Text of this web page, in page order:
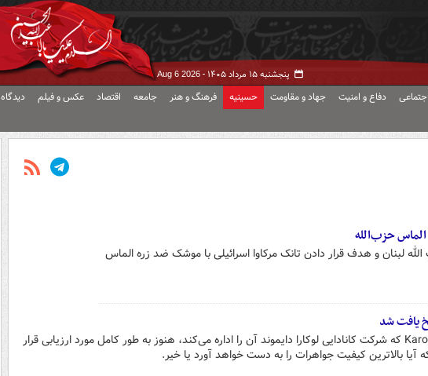
پنجشنبه ۱۵ مرداد ۱۴۰۵ - Aug 6 2026
دفاع و امنیت جهاد و مقاومت حسینیه فرهنگ و هنر جامعه اقتصاد عکس و فیلم دیدگاه
الماس حزب‌الله
لبنان و هدف قرار دادن تانک مرکاوا اسرائیلی با موشک ضد زره الماس
یافت شد
سنگ کشف شده در معدن Karowe که شرکت کانادایی لوکارا دایموند آن را اداره می‌کند، هنوز به طور کامل مورد ارزیابی قرار
بالاترین کیفیت جواهرات را به دست خواهد آورد یا خیر.